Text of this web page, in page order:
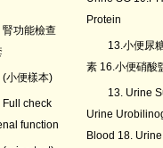
腎功能檢查
(小便樣本)
Full check
function
Protein
13.小便尿
素 16.小便硝酸
13. Urine
Urine
Blood 18.